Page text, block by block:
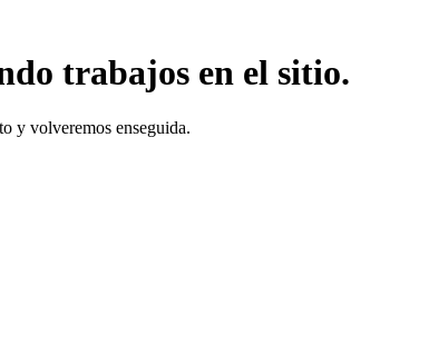
trabajos en el sitio.
y volveremos enseguida.